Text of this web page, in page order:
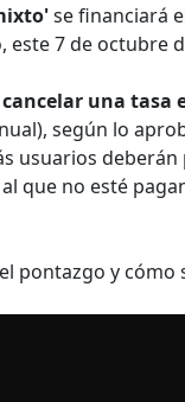
se financiará
7 de octubre
una tasa
según lo
usuarios
que no esté
pontazgo y